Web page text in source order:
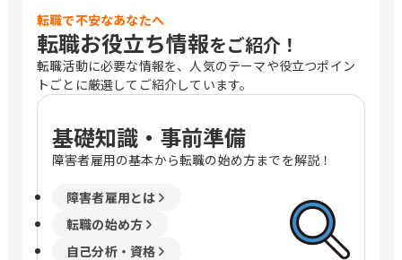
転職で不安なあなたへ
転職お役立ち情報をご紹介！
転職活動に必要な情報を、人気のテーマや役立つポイン
トごとに厳選してご紹介しています。
基礎知識・事前準備
障害者雇用の基本から転職の始め方までを解説！
障害者雇用とは
転職の始め方
自己分析・資格